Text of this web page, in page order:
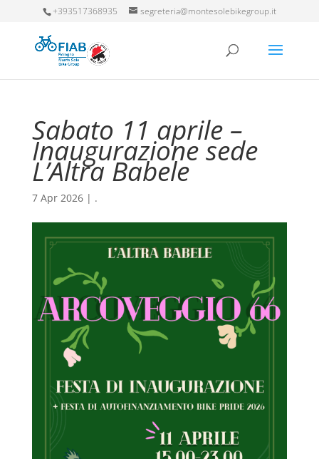
+393517368935 segreteria@montesolebikegroup.it
Sabato 11 aprile –
Inaugurazione sede
L’Altra Babele
7 Apr 2026| .